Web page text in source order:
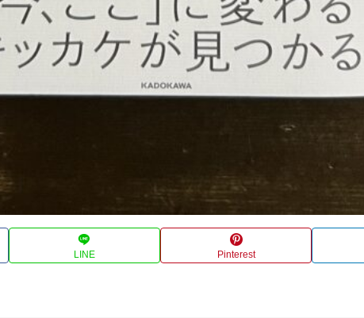
LINE Pinterest